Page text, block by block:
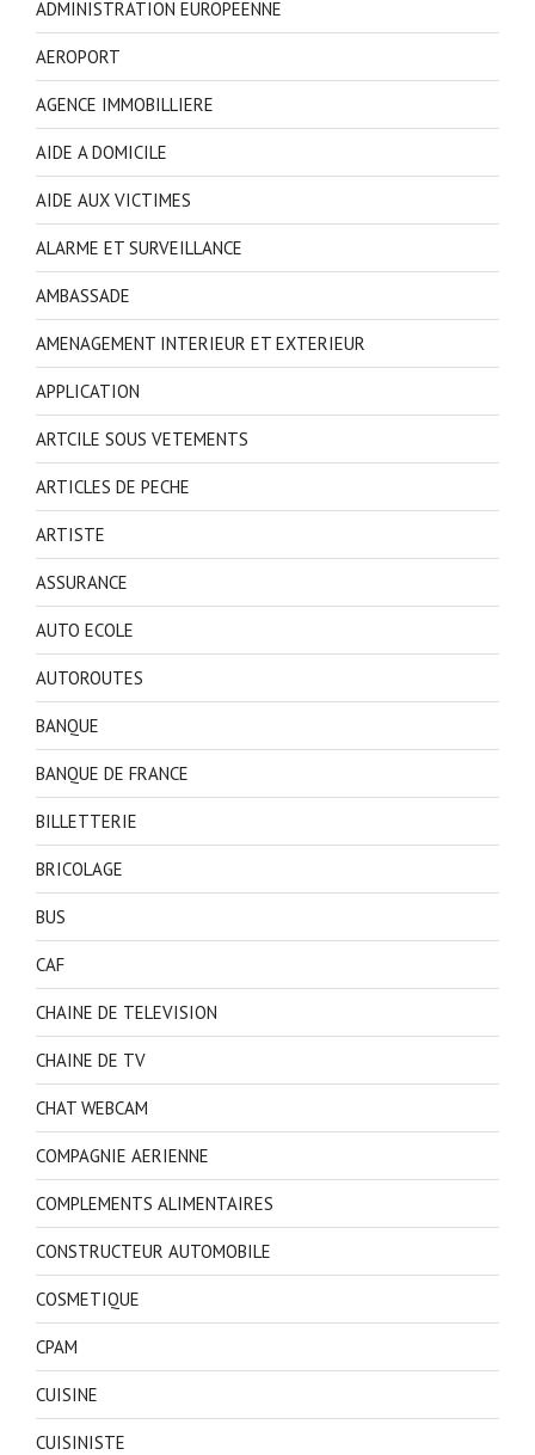
ADMINISTRATION EUROPEENNE
AEROPORT
AGENCE IMMOBILLIERE
AIDE A DOMICILE
AIDE AUX VICTIMES
ALARME ET SURVEILLANCE
AMBASSADE
AMENAGEMENT INTERIEUR ET EXTERIEUR
APPLICATION
ARTCILE SOUS VETEMENTS
ARTICLES DE PECHE
ARTISTE
ASSURANCE
AUTO ECOLE
AUTOROUTES
BANQUE
BANQUE DE FRANCE
BILLETTERIE
BRICOLAGE
BUS
CAF
CHAINE DE TELEVISION
CHAINE DE TV
CHAT WEBCAM
COMPAGNIE AERIENNE
COMPLEMENTS ALIMENTAIRES
CONSTRUCTEUR AUTOMOBILE
COSMETIQUE
CPAM
CUISINE
CUISINISTE